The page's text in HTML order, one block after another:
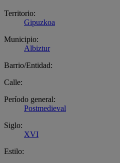
Territorio:
Gipuzkoa
Municipio:
Albiztur
Barrio/Entidad:
Calle:
Período general:
Postmedieval
Siglo:
XVI
Estilo: